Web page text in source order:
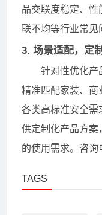
品交联度稳定、
联不均等行业常见
3. 场景适配，定
针对性优化产
精准匹配家装、商
各类高标准安全需
供定制化产品方案
的使用需求。咨
TAGS